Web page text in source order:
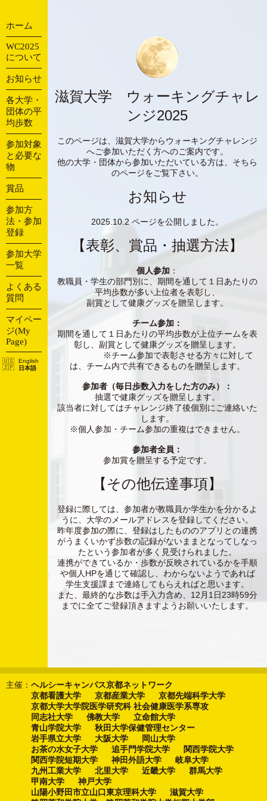
ホーム
WC2025
について
お知らせ
各大学・
団体の平
均歩数
参加対象
と必要な
物
賞品
参加方
法・参加
登録
参加大学
一覧
よくある
質問
マイペー
ジ(My
Page)
English
日本語
滋賀大学 ウォーキングチャレ
ンジ2025
このページは、滋賀大学からウォーキングチャレンジ
へご参加いただく方へのご案内です。
他の大学・団体から参加いただいている方は、そちら
のページをご覧下さい。
お知らせ
2025.10.2 ページを公開しました。
【表彰、賞品・抽選方法】
個人参加 ：
教職員・学生の部門別に、期間を通して１日あたりの
平均歩数が多い上位者を表彰し、
副賞として健康グッズを贈呈します。
チーム参加：
期間を通して１日あたりの平均歩数が上位チームを表
彰し、副賞として健康グッズを贈呈します。
※チーム参加で表彰させる方々に対して
は、チーム内で共有できるものを贈呈します。
参加者（毎日歩数入力をした方のみ）：
抽選で健康グッズを贈呈します。
該当者に対してはチャレンジ終了後個別にご連絡いた
します。
※個人参加・チーム参加の重複はできません。
参加者全員：
参加賞を贈呈する予定です。
【その他伝達事項】
登録に際しては、参加者が教職員か学生かを分かるよ
うに、大学のメールアドレスを登録してください。
昨年度参加の際に、登録はしたもののアプリとの連携
がうまくいかず歩数の記録がないままとなってしなっ
たという参加者が多く見受けられました。
連携ができているか・歩数が反映されているかを手順
や個人HPを通じて確認し、わからないようであれば
学生支援課まで連絡してもらえればと思います。
また、最終的な歩数は手入力含め、12月1日23時59分
までに全てご登録頂きますようお願いいたします。
主催： ヘルシーキャンパス京都ネットワーク
京都看護大学
京都産業大学
京都先端科学大学
京都大学大学院医学研究科 社会健康医学系専攻
同志社大学
佛教大学
立命館大学
青山学院大学
秋田大学保健管理センター
岩手県立大学
大阪大学
岡山大学
お茶の水女子大学
追手門学院大学
関西学院大学
関西学院短期大学
神田外語大学
岐阜大学
九州工業大学
北里大学 近畿大学
群馬大学
甲南大学
神戸大学
山陽小野田市立山口東京理科大学
滋賀大学